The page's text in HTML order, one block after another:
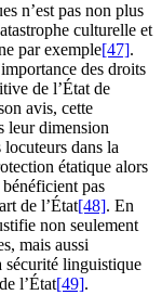
n’est pas non plus
culturelle et
par exemple[47].
des droits
de l’État de
avis, cette
leur dimension
dans la
étatique alors
pas
de l’État[48]. En
non seulement
mais aussi
sécurité linguistique
l’État[49].